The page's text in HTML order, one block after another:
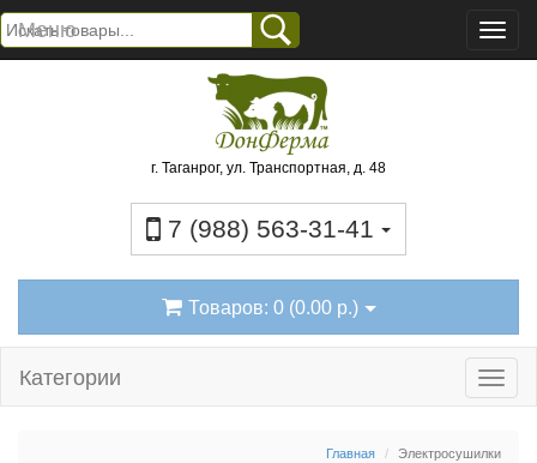
Меню
г. Таганрог, ул. Транспортная, д. 48
7 (988) 563-31-41
Товаров: 0 (0.00 р.)
Категории
Главная Электросушилки